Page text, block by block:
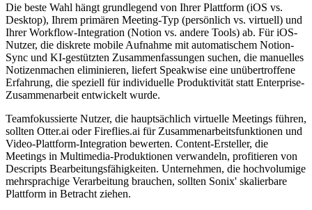
Die beste Wahl hängt grundlegend von Ihrer Plattform (iOS vs.
Desktop), Ihrem primären Meeting-Typ (persönlich vs. virtuell) und
Ihrer Workflow-Integration (Notion vs. andere Tools) ab. Für iOS-
Nutzer, die diskrete mobile Aufnahme mit automatischem Notion-
Sync und KI-gestützten Zusammenfassungen suchen, die manuelles
Notizenmachen eliminieren, liefert Speakwise eine unübertroffene
Erfahrung, die speziell für individuelle Produktivität statt Enterprise-
Zusammenarbeit entwickelt wurde.
Teamfokussierte Nutzer, die hauptsächlich virtuelle Meetings führen,
sollten Otter.ai oder Fireflies.ai für Zusammenarbeitsfunktionen und
Video-Plattform-Integration bewerten. Content-Ersteller, die
Meetings in Multimedia-Produktionen verwandeln, profitieren von
Descripts Bearbeitungsfähigkeiten. Unternehmen, die hochvolumige
mehrsprachige Verarbeitung brauchen, sollten Sonix' skalierbare
Plattform in Betracht ziehen.